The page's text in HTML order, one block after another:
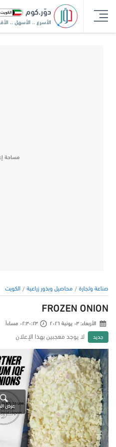
دوّر.كوم
الأسرع .. الأسهل ..
صناعة وتجارة محاصيل وبذور زراعية الكويت
FROZEN ONION
الأربعاء: ٠٣ يونية ٢٠٢٦ ٠٢:٣٠:٢٣ مساءاً
جديد لا يوجد معجبين بهذا الإعلان
عرض